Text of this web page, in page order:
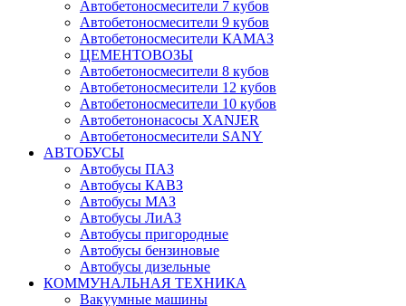
Автобетоносмесители 7 кубов
Автобетоносмесители 9 кубов
Автобетоносмесители КАМАЗ
ЦЕМЕНТОВОЗЫ
Автобетоносмесители 8 кубов
Автобетоносмесители 12 кубов
Автобетоносмесители 10 кубов
Автобетононасосы XANJER
Автобетоносмесители SANY
АВТОБУСЫ
Автобусы ПАЗ
Автобусы КАВЗ
Автобусы МАЗ
Автобусы ЛиАЗ
Автобусы пригородные
Автобусы бензиновые
Автобусы дизельные
КОММУНАЛЬНАЯ ТЕХНИКА
Вакуумные машины